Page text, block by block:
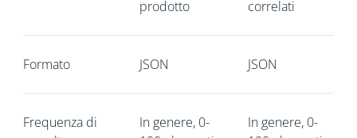
prodotto
correlati
Formato JSON JSON
Frequenza di
In genere, 0-
In genere, 0-